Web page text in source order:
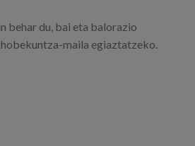
behar du, bai eta balorazio
maila egiaztatzeko.